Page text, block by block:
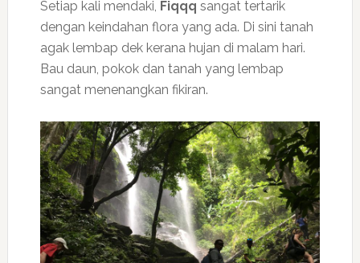
Setiap kali mendaki, Fiqqq sangat tertarik
dengan keindahan flora yang ada. Di sini tanah
agak lembap dek kerana hujan di malam hari.
Bau daun, pokok dan tanah yang lembap
sangat menenangkan fikiran.